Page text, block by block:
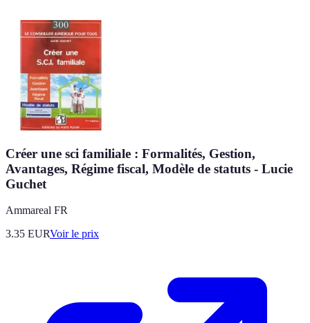
Créer une sci familiale : Formalités, Gestion,
Avantages, Régime fiscal, Modèle de statuts - Lucie
Guchet
Ammareal FR
3.35 EURVoir le prix